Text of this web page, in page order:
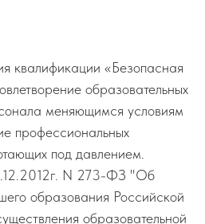
квалификации «Безопасная
образовательных
меняющимся условиям
профессиональных
под давлением.
N 273-ФЗ "Об
образования Российской
образовательной